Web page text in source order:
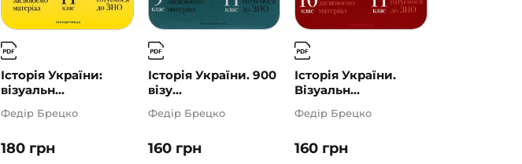
Історія України:
візуальн...
180 грн
Федір Брецко
Історія України. 900
візу...
160 грн
Федір Брецко
Історія України.
Візуальн...
160 грн
Федір Брецко